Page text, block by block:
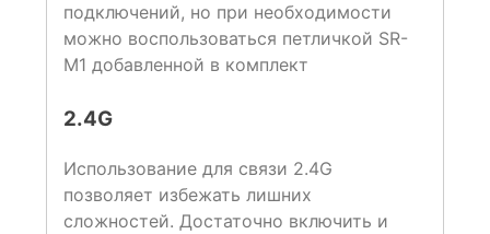
подключений, но при необходимости
можно воспользоваться петличкой SR-
M1 добавленной в комплект
2.4G
Использование для связи 2.4G
позволяет избежать лишних
сложностей. Достаточно включить и